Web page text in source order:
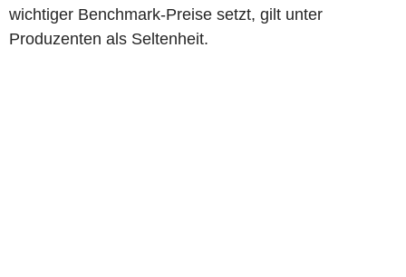
wichtiger Benchmark-Preise setzt, gilt unter
Produzenten als Seltenheit.